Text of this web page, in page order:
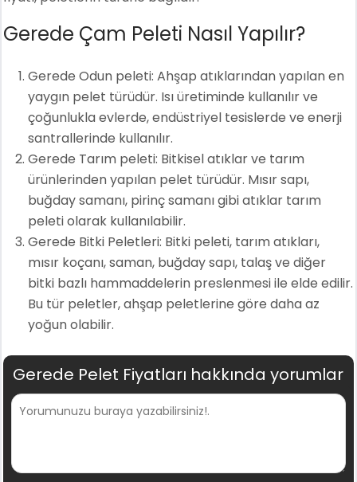
Gerede Çam Peleti Nasıl Yapılır?
Gerede Odun peleti: Ahşap atıklarından yapılan en
yaygın pelet türüdür. Isı üretiminde kullanılır ve
çoğunlukla evlerde, endüstriyel tesislerde ve enerji
santrallerinde kullanılır.
Gerede Tarım peleti: Bitkisel atıklar ve tarım
ürünlerinden yapılan pelet türüdür. Mısır sapı,
buğday samanı, pirinç samanı gibi atıklar tarım
peleti olarak kullanılabilir.
Gerede Bitki Peletleri: Bitki peleti, tarım atıkları,
mısır koçanı, saman, buğday sapı, talaş ve diğer
bitki bazlı hammaddelerin preslenmesi ile elde edilir.
Bu tür peletler, ahşap peletlerine göre daha az
yoğun olabilir.
Gerede Pelet Fiyatları hakkında yorumlar